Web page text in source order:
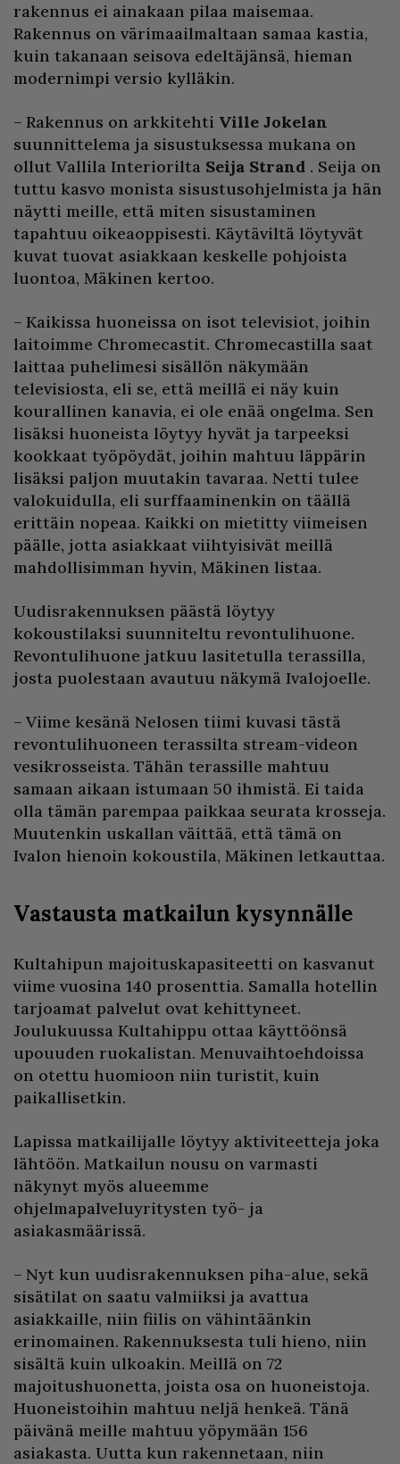
rakennus ei ainakaan pilaa maisemaa.
Rakennus on värimaailmaltaan samaa kastia,
kuin takanaan seisova edeltäjänsä, hieman
modernimpi versio kylläkin.
– Rakennus on arkkitehti Ville Jokelan
suunnittelema ja sisustuksessa mukana on
ollut Vallila Interiorilta Seija Strand . Seija on
tuttu kasvo monista sisustusohjelmista ja hän
näytti meille, että miten sisustaminen
tapahtuu oikeaoppisesti. Käytäviltä löytyvät
kuvat tuovat asiakkaan keskelle pohjoista
luontoa, Mäkinen kertoo.
– Kaikissa huoneissa on isot televisiot, joihin
laitoimme Chromecastit. Chromecastilla saat
laittaa puhelimesi sisällön näkymään
televisiosta, eli se, että meillä ei näy kuin
kourallinen kanavia, ei ole enää ongelma. Sen
lisäksi huoneista löytyy hyvät ja tarpeeksi
kookkaat työpöydät, joihin mahtuu läppärin
lisäksi paljon muutakin tavaraa. Netti tulee
valokuidulla, eli surffaaminenkin on täällä
erittäin nopeaa. Kaikki on mietitty viimeisen
päälle, jotta asiakkaat viihtyisivät meillä
mahdollisimman hyvin, Mäkinen listaa.
Uudisrakennuksen päästä löytyy
kokoustilaksi suunniteltu revontulihuone.
Revontulihuone jatkuu lasitetulla terassilla,
josta puolestaan avautuu näkymä Ivalojoelle.
– Viime kesänä Nelosen tiimi kuvasi tästä
revontulihuoneen terassilta stream-videon
vesikrosseista. Tähän terassille mahtuu
samaan aikaan istumaan 50 ihmistä. Ei taida
olla tämän parempaa paikkaa seurata krosseja.
Muutenkin uskallan väittää, että tämä on
Ivalon hienoin kokoustila, Mäkinen letkauttaa.
Vastausta matkailun kysynnälle
Kultahipun majoituskapasiteetti on kasvanut
viime vuosina 140 prosenttia. Samalla hotellin
tarjoamat palvelut ovat kehittyneet.
Joulukuussa Kultahippu ottaa käyttöönsä
upouuden ruokalistan. Menuvaihtoehdoissa
on otettu huomioon niin turistit, kuin
paikallisetkin.
Lapissa matkailijalle löytyy aktiviteetteja joka
lähtöön. Matkailun nousu on varmasti
näkynyt myös alueemme
ohjelmapalveluyritysten työ- ja
asiakasmäärissä.
– Nyt kun uudisrakennuksen piha-alue, sekä
sisätilat on saatu valmiiksi ja avattua
asiakkaille, niin fiilis on vähintäänkin
erinomainen. Rakennuksesta tuli hieno, niin
sisältä kuin ulkoakin. Meillä on 72
majoitushuonetta, joista osa on huoneistoja.
Huoneistoihin mahtuu neljä henkeä. Tänä
päivänä meille mahtuu yöpymään 156
asiakasta. Uutta kun rakennetaan, niin